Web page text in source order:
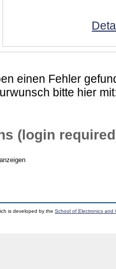
einen Fehler
bitte hier
(login
is developed by theSchool of Electronics and